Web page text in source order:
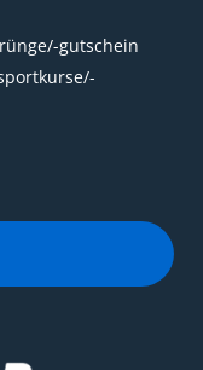
gutschein